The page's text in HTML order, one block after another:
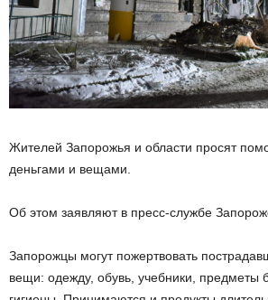
Жителей Запорожья и области просят
деньгами и вещами.
Об этом заявляют в пресс-службе
Запорожцы могут пожертвовать
вещи: одежду, обувь, учебники, предметы